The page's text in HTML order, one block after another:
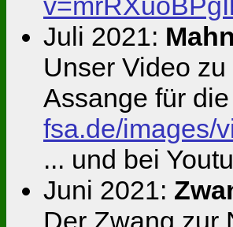
Juli 2021:
Unser Video
Assange für
fsa.de/images/
... und bei
Juni 2021:
Der Zwang zur